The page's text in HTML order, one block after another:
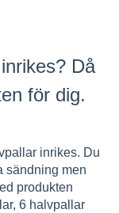
Då
för dig.
inrikes. Du
sändning men
produkten
6 halvpallar